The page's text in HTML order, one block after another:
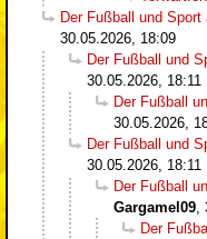
Der Fußball und
30.05.2026, 18:09
Der Fußball und
30.05.2026, 18:11
Der Fußball
30.05.2026,
Der Fußball und
30.05.2026, 18:11
Der Fußball
Gargamel09
Der